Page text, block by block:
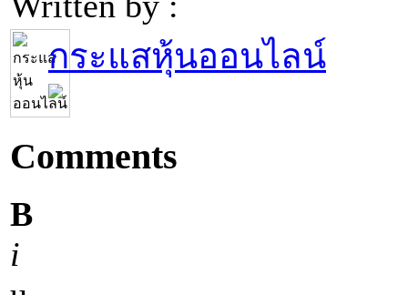
กระแสหุ้นออนไลน์
Comments
B
i